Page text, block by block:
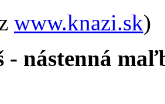
www.knazi.sk)
- nástenná